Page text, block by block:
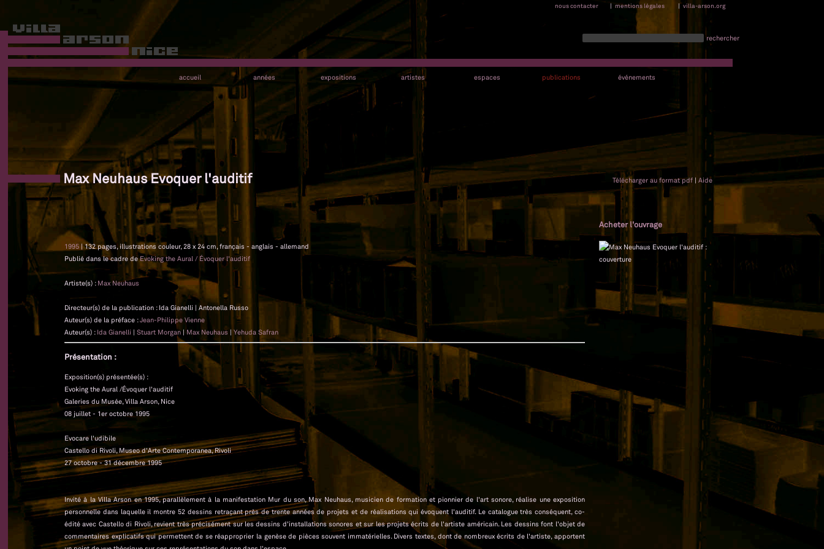
nous contacter | mentions légales | villa-arson.org
rechercher
accueil années expositions artistes espaces publications événements
Max Neuhaus Evoquer l'auditif Télécharger au format pdf | Aide
Acheter l'ouvrage
1995 | 132 pages, illustrations couleur, 28 x 24 cm, français - anglais - allemand
Publié dans le cadre deEvoking the Aural / Évoquer l'auditif
Artiste(s) : Max Neuhaus
Directeur(s) de la publication : Ida Gianelli | Antonella Russo
Auteur(s) de la préface :Jean-Philippe Vienne
Auteur(s) : Ida Gianelli | Stuart Morgan | Max Neuhaus | Yehuda Safran
Présentation :
Exposition(s) présentée(s) :
Evoking the Aural /Évoquer l'auditif
Galeries du Musée, Villa Arson, Nice
08 juillet - 1er octobre 1995
Evocare l'udibile
Castello di Rivoli, Museo d'Arte Contemporanea, Rivoli
27 octobre - 31 décembre 1995
Invité à la Villa Arson en 1995, parallèlement à la manifestation Mur du son, Max Neuhaus, musicien de formation et pionnier de l'art sonore, réalise une exposition
personnelle dans laquelle il montre 52 dessins retraçant près de trente années de projets et de réalisations qui évoquent l'auditif. Le catalogue très conséquent, co-
édité avec Castello di Rivoli, revient très précisément sur les dessins d'installations sonores et sur les projets écrits de l'artiste américain. Les dessins font l'objet de
commentaires explicatifs qui permettent de se réapproprier la genèse de pièces souvent immatérielles. Divers textes, dont de nombreux écrits de l'artiste, apportent